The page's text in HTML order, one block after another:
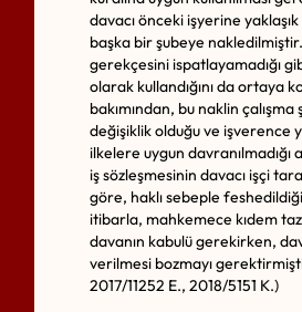
davacı önceki işyerine
başka bir şubeye
gerekçesini ispatlayamadığı
olarak kullandığını da ortaya
bakımından, bu naklin çalışma
değişiklik olduğu ve işverence
ilkelere uygun davranılmadığı
iş sözleşmesinin davacı işçi
göre, haklı sebeple
itibarla, mahkemece kıdem
davanın kabulü gerekirken,
verilmesi bozmayı
2017/11252 E., 2018/5151 K.)